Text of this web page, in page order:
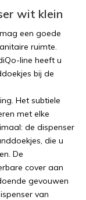
wit klein
een goede
ruimte.
line heeft u
bij de
Het subtiele
met elke
de dispenser
die u
De
cover aan
gevouwen
van